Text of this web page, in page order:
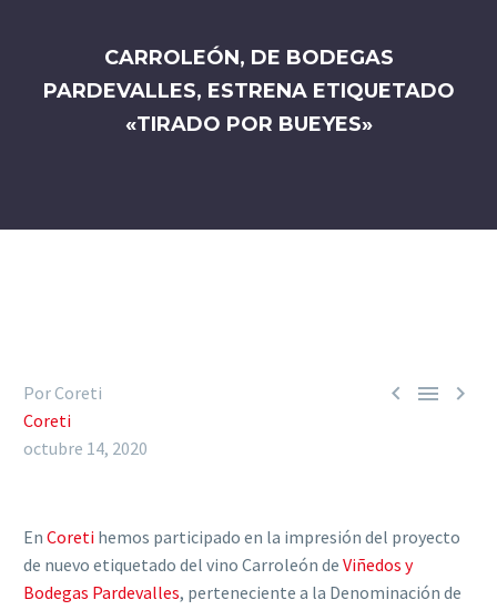
CARROLEÓN, DE BODEGAS
PARDEVALLES, ESTRENA ETIQUETADO
«TIRADO POR BUEYES»
  
Por Coreti
Coreti
octubre 14, 2020
En Coreti hemos participado en la impresión del proyecto
de nuevo etiquetado del vino Carroleón de Viñedos y
Bodegas Pardevalles, perteneciente a la Denominación de